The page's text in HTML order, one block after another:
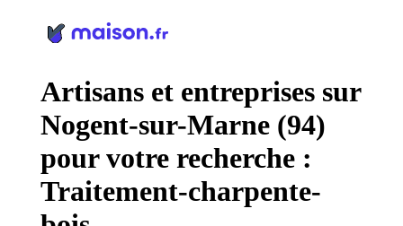
Artisans et entreprises sur
Nogent-sur-Marne (94)
pour votre recherche :
Traitement-charpente-